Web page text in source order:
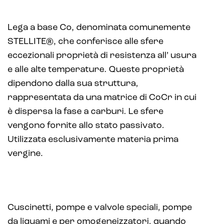
Lega a base Co, denominata comunemente
STELLITE®, che conferisce alle sfere
eccezionali proprietà di resistenza all’ usura
e alle alte temperature. Queste proprietà
dipendono dalla sua struttura,
rappresentata da una matrice di CoCr in cui
è dispersa la fase a carburi. Le sfere
vengono fornite allo stato passivato.
Utilizzata esclusivamente materia prima
vergine.
Cuscinetti, pompe e valvole speciali, pompe
da liquami e per omogeneizzatori, quando